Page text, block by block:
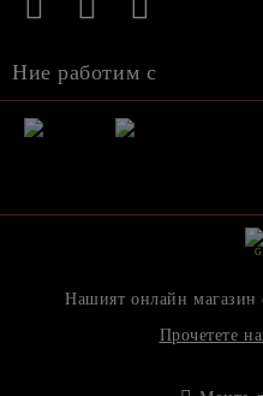
Ние работим с
Нашият онлайн магазин
Прочетете